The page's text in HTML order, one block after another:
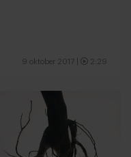
9 oktober 2017 2:29